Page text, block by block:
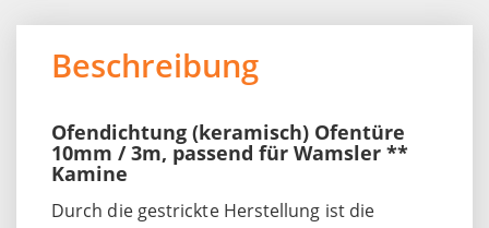
Beschreibung
Ofendichtung (keramisch) Ofentüre
10mm / 3m, passend für Wamsler **
Kamine
Durch die gestrickte Herstellung ist die